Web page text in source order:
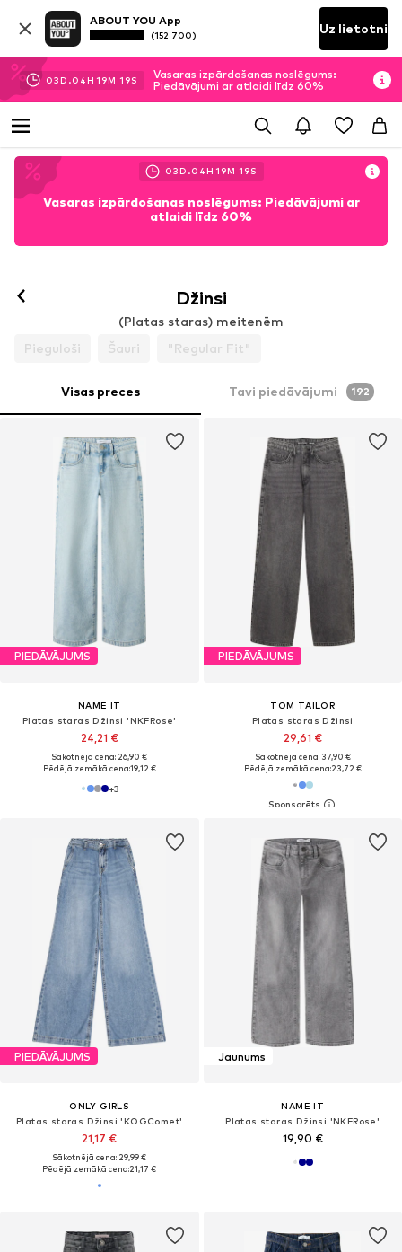
ABOUT YOU App
(152 700) Uz lietotni
03D.04H 19M 17S
Vasaras izpārdošanas noslēgums:
Piedāvājumi ar atlaidi līdz 60%
03D.04H 19M 17S
Vasaras izpārdošanas noslēgums: Piedāvājumi ar
atlaidi līdz 60%
Džinsi
(Platas staras) meitenēm
Pieguloši
Šauri "Regular Fit"
Visas preces Tavi piedāvājumi 192
PIEDĀVĀJUMS
NAME IT
Platas staras Džinsi 'NKFRose'
24,21 €
Sākotnējā cena: 26,90 €
Pēdējā zemākā cena:19,12 €
+3
PIEDĀVĀJUMS
TOM TAILOR
Platas staras Džinsi
29,61 €
Sākotnējā cena: 37,90 €
Pēdējā zemākā cena:23,72 €
PIEDĀVĀJUMS
ONLY GIRLS
Platas staras Džinsi 'KOGComet'
21,17 €
Sākotnējā cena: 29,99 €
Pēdējā zemākā cena:21,17 €
Jaunums
NAME IT
Platas staras Džinsi 'NKFRose'
19,90 €